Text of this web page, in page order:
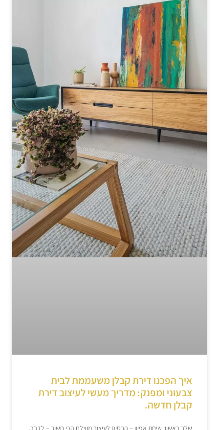
איך הפכנו דירת קבלן משעממת לבית
צבעוני ומפנק: מדריך מעשי לעיצוב דירת
קבלן חדשה.
שלב ראשון: שיחת אפיון – הבסיס לעיצוב מוצלח הכי חשוב – לדבר,